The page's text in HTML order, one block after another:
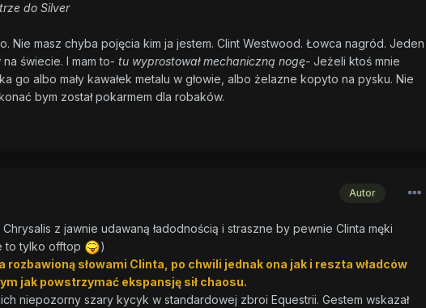
do Silver
Nie masz chyba pojęcia kim ja jestem. Clint Westwood. Łowca nagród. Jeden
świecie. I mam to- tu wyprostował mechaniczną nogę- Jeżeli ktoś mnie
go albo mały kawałek metalu w głowie, albo żelazne kopyto na pysku. Nie
bym został pokarmem dla robaków.
Autor
z jawnie udawaną ładodnością i straszne by pewnie Clinta męki
to tylko offtop
)
rozbawioną słowami Clinta, po chwili jednak ona jak i reszta władców
jak powstrzymać ekspansję sił chaosu.
niepozorny szary kycyk w standardowej zbroi Equestrii. Gestem wskazał